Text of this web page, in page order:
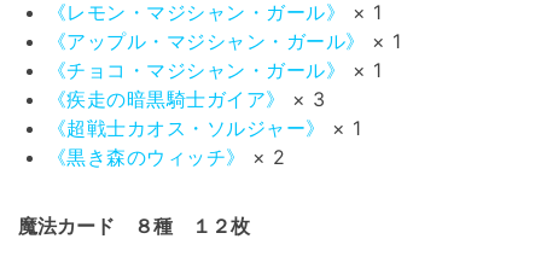
《レモン・マジシャン・ガール》
× 1
《アップル・マジシャン・ガール》
× 1
《チョコ・マジシャン・ガール》
× 1
《疾走の暗黒騎士ガイア》
× 3
《超戦士カオス・ソルジャー》
× 1
《黒き森のウィッチ》
× 2
魔法カード ８種 １２枚